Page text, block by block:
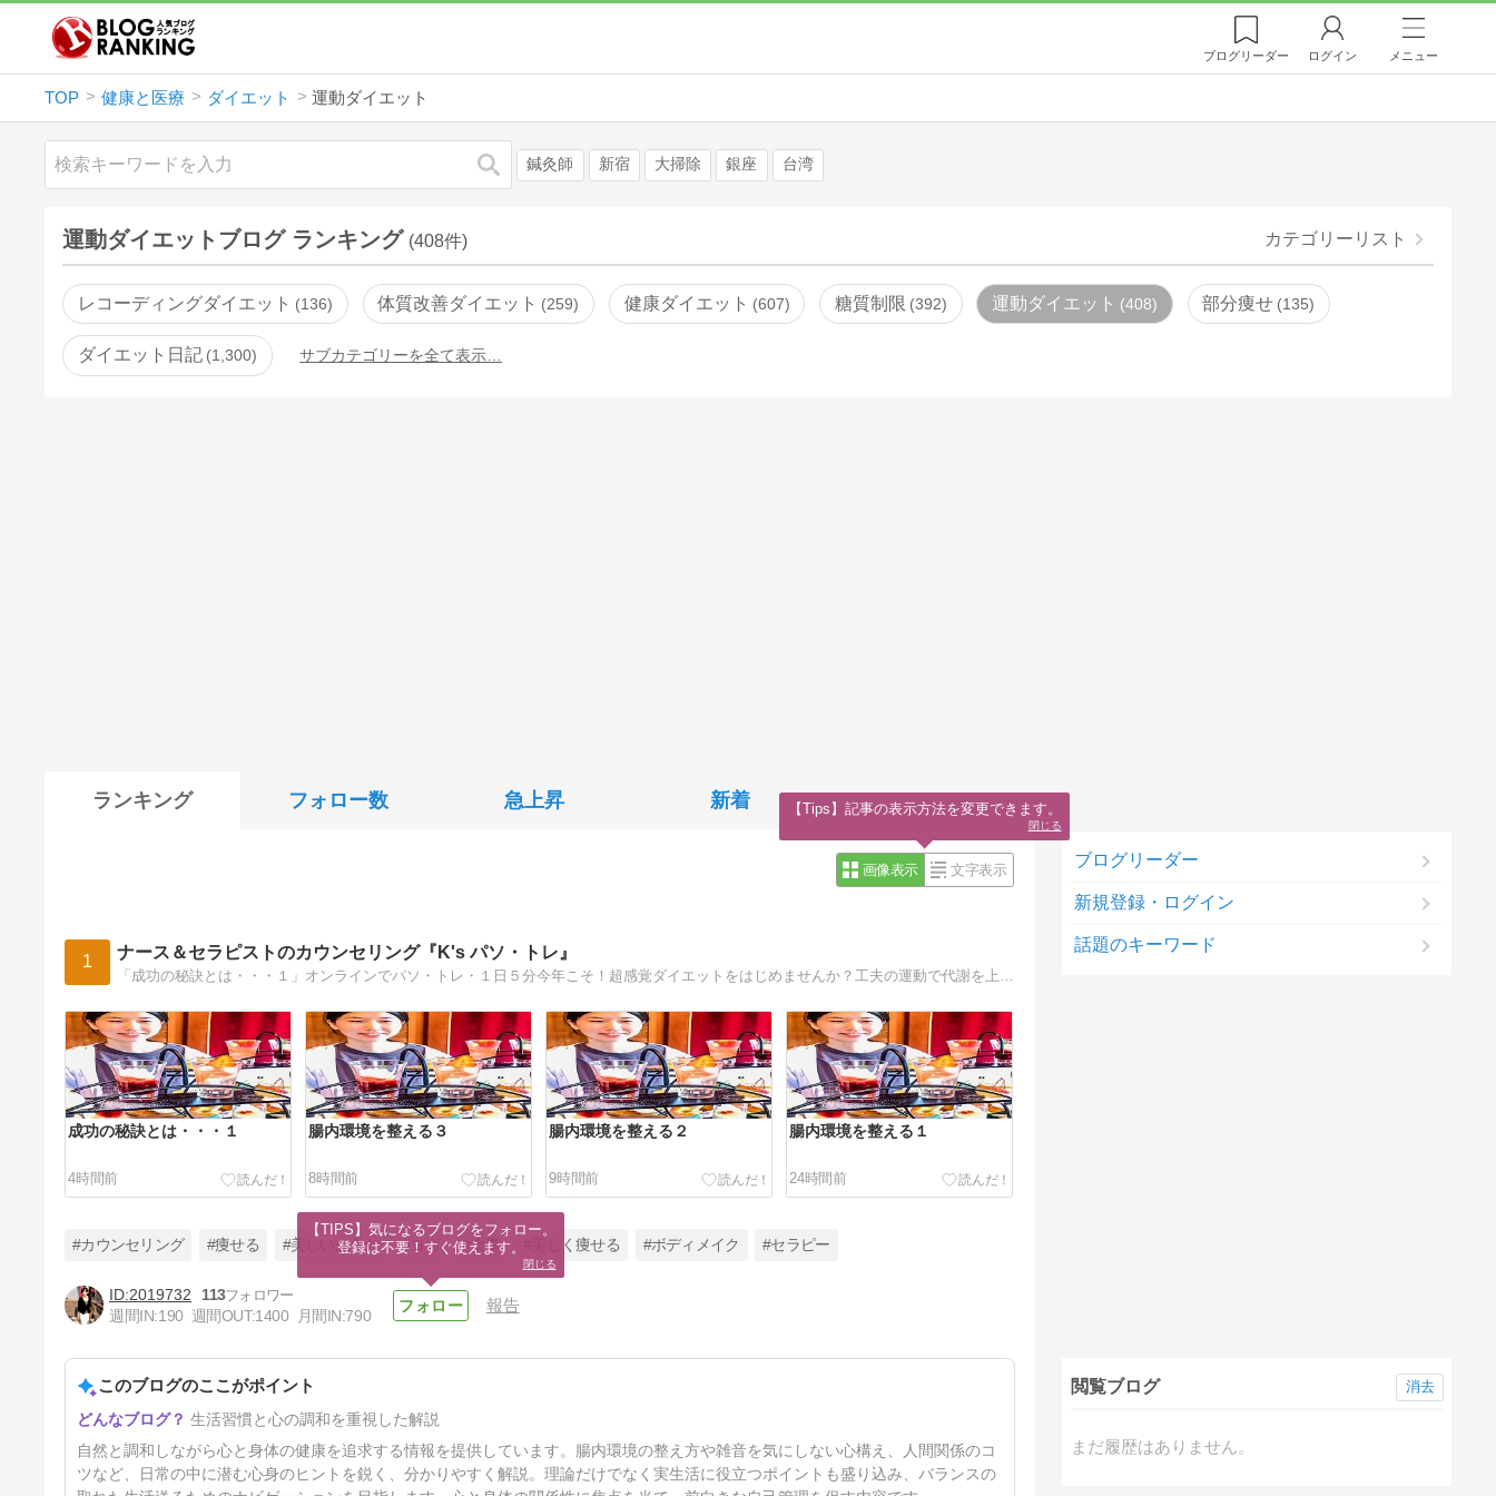
ブログリーダー ログイン メニュー
TOP 健康と医療 ダイエット 運動ダイエット
検索 鍼灸師 新宿 大掃除 銀座 台湾
運動ダイエットブログ ランキング (408件) カテゴリーリスト
レコーディングダイエット 136 体質改善ダイエット 259 健康ダイエット 607 糖質制限 392 運動ダイエット 408 部分痩せ 135
ダイエット日記 1,300 サブカテゴリーを全て表示…
ランキング フォロー数 急上昇 新着
画像表示 文字表示
1 ナース＆セラピストのカウンセリング『K's パソ・トレ』
成功の秘訣とは・・・１
4時間前
腸内環境を整える３
8時間前
腸内環境を整える２
9時間前
腸内環境を整える１
24時間前
29時間前
#カウンセリング #痩せる #美しいからだ #ヨガ #食事 #美しく痩せる #ボディメイク #セラピー
2019732
113
週間IN:190 週間OUT:1400 月間IN:790
報告
このブログのここがポイント
生活習慣と心の調和を重視した解説
自然と調和しながら心と身体の健康を追求する情報を提供しています。腸内環境の整え方や雑音を気にしない心構え、人間関係のコ
ツなど、日常の中に潜む心身のヒントを鋭く、分かりやすく解説。理論だけでなく実生活に役立つポイントも盛り込み、バランスの
ブログリーダー
新規登録・ログイン
話題のキーワード
閲覧ブログ
まだ履歴はありません。
消去
【TIPS】気になるブログをフォロー。
登録は不要！すぐ使えます。
閉じる
【Tips】記事の表示方法を変更できます。
閉じる